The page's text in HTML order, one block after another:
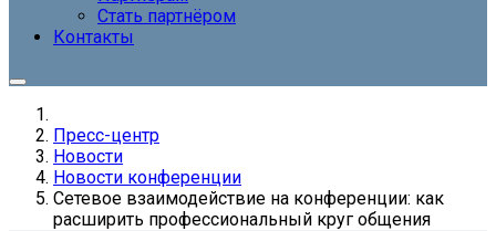
Стать партнёром
Контакты
Пресс-центр
Новости
Новости конференции
Сетевое взаимодействие на конференции: как
расширить профессиональный круг общения